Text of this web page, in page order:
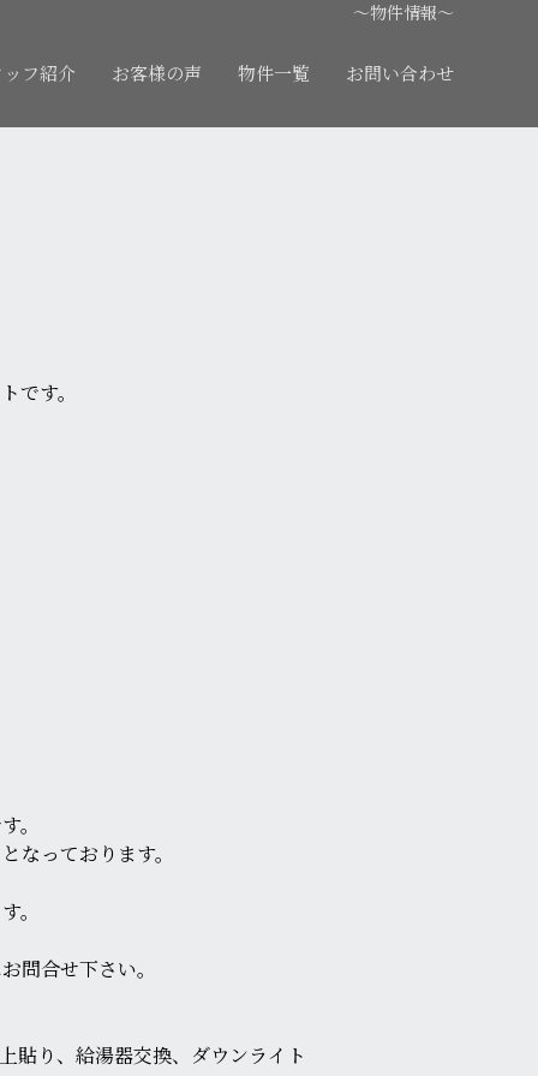
〜物件情報〜
ッフ紹介 お客様の声 物件一覧 お問い合わせ
です。
。
なっております。
。
問合せ下さい。
貼り、給湯器交換、ダウンライト